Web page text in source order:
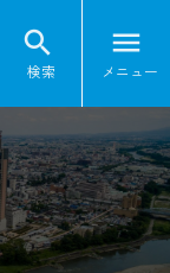
search
検索
menu
メニュー